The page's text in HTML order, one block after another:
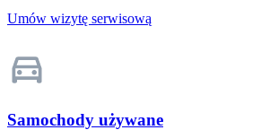
Umów wizytę serwisową
Samochody używane